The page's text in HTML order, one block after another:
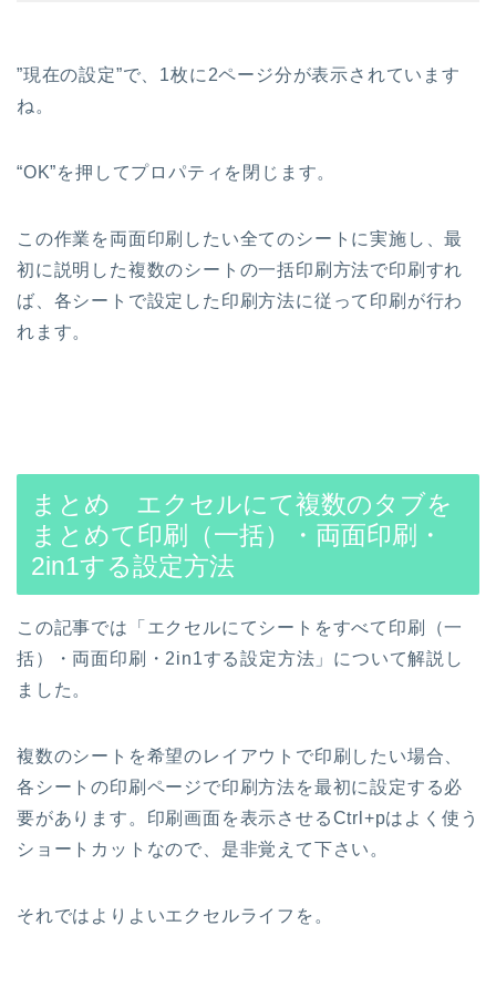
”現在の設定”で、1枚に2ページ分が表示されています
ね。
“OK”を押してプロパティを閉じます。
この作業を両面印刷したい全てのシートに実施し、最
初に説明した複数のシートの一括印刷方法で印刷すれ
ば、各シートで設定した印刷方法に従って印刷が行わ
れます。
まとめ エクセルにて複数のタブを
まとめて印刷（一括）・両面印刷・
2in1する設定方法
この記事では「エクセルにてシートをすべて印刷（一
括）・両面印刷・2in1する設定方法」について解説し
ました。
複数のシートを希望のレイアウトで印刷したい場合、
各シートの印刷ページで印刷方法を最初に設定する必
要があります。印刷画面を表示させるCtrl+pはよく使う
ショートカットなので、是非覚えて下さい。
それではよりよいエクセルライフを。